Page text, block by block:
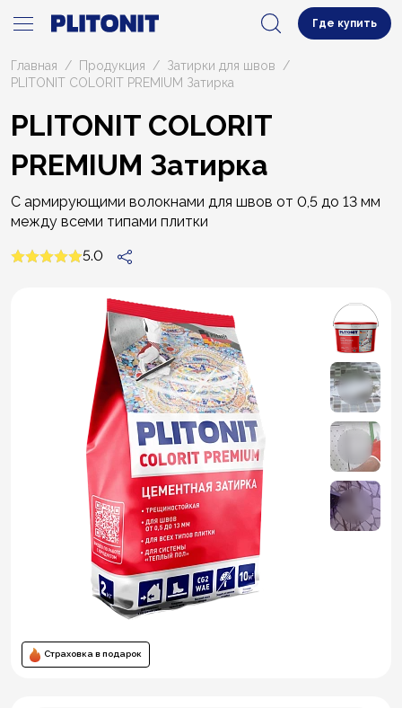
Где купить
Главная Продукция
Затирки для швов
PLITONIT СOLORIT PREMIUM Затирка
PLITONIT СOLORIT
PREMIUM Затирка
С армирующими волокнами для швов от 0,5 до 13 мм
между всеми типами плитки
5.0
Страховка в подарок